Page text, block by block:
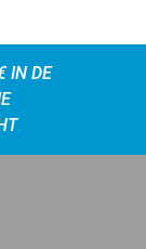
IN DE